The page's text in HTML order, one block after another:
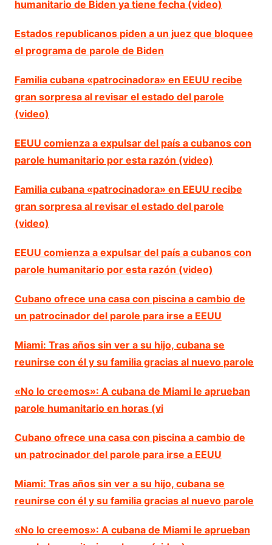
humanitario de Biden ya tiene fecha (video)
Estados republicanos piden a un juez que bloquee
el programa de parole de Biden
Familia cubana «patrocinadora» en EEUU recibe
gran sorpresa al revisar el estado del parole
(video)
EEUU comienza a expulsar del país a cubanos con
parole humanitario por esta razón (video)
Familia cubana «patrocinadora» en EEUU recibe
gran sorpresa al revisar el estado del parole
(video)
EEUU comienza a expulsar del país a cubanos con
parole humanitario por esta razón (video)
Cubano ofrece una casa con piscina a cambio de
un patrocinador del parole para irse a EEUU
Miami: Tras años sin ver a su hijo, cubana se
reunirse con él y su familia gracias al nuevo parole
«No lo creemos»: A cubana de Miami le aprueban
parole humanitario en horas (vi
Cubano ofrece una casa con piscina a cambio de
un patrocinador del parole para irse a EEUU
Miami: Tras años sin ver a su hijo, cubana se
reunirse con él y su familia gracias al nuevo parole
«No lo creemos»: A cubana de Miami le aprueban